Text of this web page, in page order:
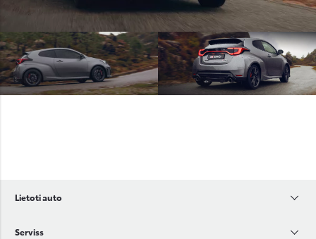
Lietoti auto
Serviss